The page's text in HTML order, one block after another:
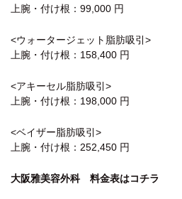
上腕・付け根：99,000 円
<ウォータージェット脂肪吸引>
上腕・付け根：158,400 円
<アキーセル脂肪吸引>
上腕・付け根：198,000 円
<ベイザー脂肪吸引>
上腕・付け根：252,450 円
大阪雅美容外科 料金表はコチラ